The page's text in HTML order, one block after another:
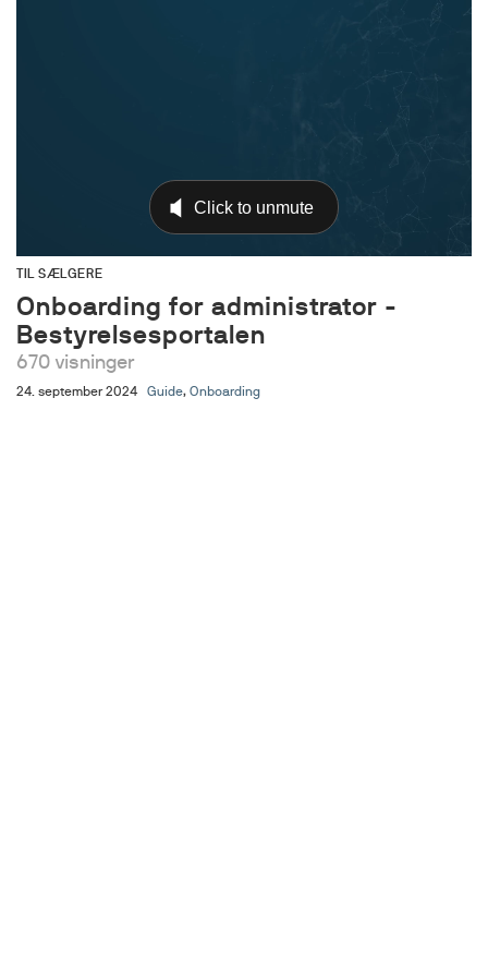
TIL SÆLGERE
Onboarding for administrator -
Bestyrelsesportalen
670 visninger
24. september 2024 Guide, Onboarding